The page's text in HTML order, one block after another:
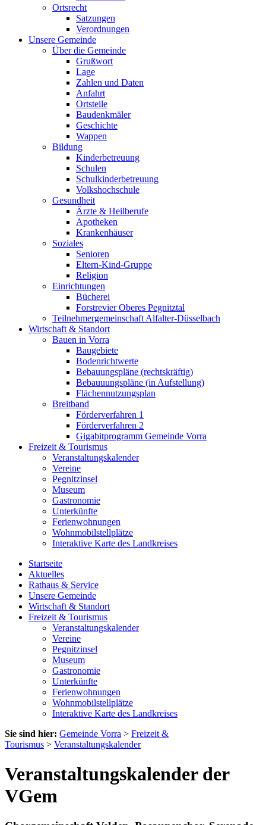
Ortsrecht
Satzungen
Verordnungen
Unsere Gemeinde
Über die Gemeinde
Grußwort
Lage
Zahlen und Daten
Anfahrt
Ortsteile
Baudenkmäler
Geschichte
Wappen
Bildung
Kinderbetreuung
Schulen
Schulkinderbetreuung
Volkshochschule
Gesundheit
Ärzte & Heilberufe
Apotheken
Krankenhäuser
Soziales
Senioren
Eltern-Kind-Gruppe
Religion
Einrichtungen
Bücherei
Forstrevier Oberes Pegnitztal
Teilnehmergemeinschaft Alfalter-Düsselbach
Wirtschaft & Standort
Bauen in Vorra
Baugebiete
Bodenrichtwerte
Bebauungspläne (rechtskräftig)
Bebauuungspläne (in Aufstellung)
Flächennutzungsplan
Breitband
Förderverfahren 1
Förderverfahren 2
Gigabitprogramm Gemeinde Vorra
Freizeit & Tourismus
Veranstaltungskalender
Vereine
Pegnitzinsel
Museum
Gastronomie
Unterkünfte
Ferienwohnungen
Wohnmobilstellplätze
Interaktive Karte des Landkreises
Startseite
Aktuelles
Rathaus & Service
Unsere Gemeinde
Wirtschaft & Standort
Freizeit & Tourismus
Veranstaltungskalender
Vereine
Pegnitzinsel
Museum
Gastronomie
Unterkünfte
Ferienwohnungen
Wohnmobilstellplätze
Interaktive Karte des Landkreises
Sie sind hier: Gemeinde Vorra > Freizeit &
Tourismus > Veranstaltungskalender
Veranstaltungskalender der
VGem